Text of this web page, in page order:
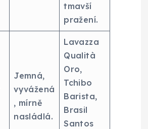
tmavší
pražení.
Jemná,
vyvážená
, mírně
nasládlá.
Lavazza
Qualità
Oro,
Tchibo
Barista,
Brasil
Santos